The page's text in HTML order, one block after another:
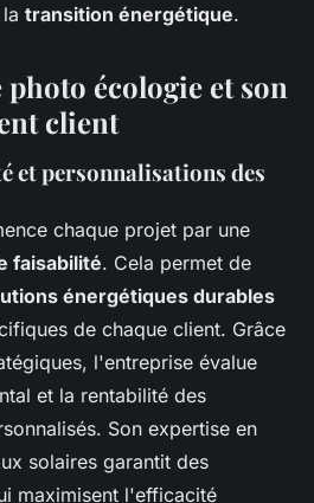
transition énergétique.
photo écologie et son
client
et personnalisations des
chaque projet par une
faisabilité. Cela permet de
énergétiques durables
de chaque client. Grâce
l'entreprise évalue
et la rentabilité des
Son expertise en
solaires garantit des
maximisent l'efficacité